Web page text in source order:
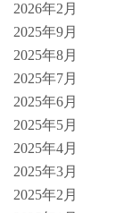
2026年2月
2025年9月
2025年8月
2025年7月
2025年6月
2025年5月
2025年4月
2025年3月
2025年2月